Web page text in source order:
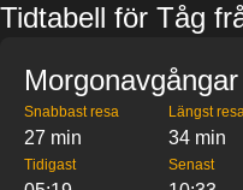
Tidtabell för Tåg
Morgonavgångar
Snabbast resa
27 min
Längst
34 min
Tidigast Senast